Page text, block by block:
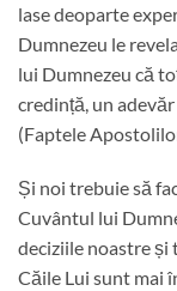
lase deoparte
Dumnezeu le
lui Dumnezeu că
credință, un
(Faptele
Și noi trebuie să
Cuvântul lui
deciziile noastre și
Căile Lui sunt mai